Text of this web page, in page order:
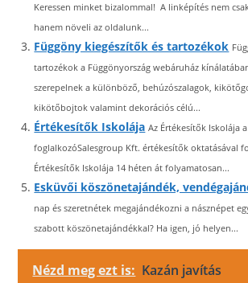
Keressen minket bizalommal! A linképítés nem
hanem növeli az oldalunk...
Függöny kiegészítők és tartozékok
tartozékok a Függönyország webáruház
szerepelnek a különböző, behúzószalagok,
kikötőbojtok valamint dekorációs célú...
Értékesítők Iskolája Az Értékesítők Iskolája
foglalkozóSalesgroup Kft. értékesítők oktatásával
Értékesítők Iskolája 14 héten át folyamatosan...
Esküvői köszönetajándék,
nap és szeretnétek megajándékozni a násznépet
szabott köszönetajándékkal? Ha igen, jó helyen...
Nézd meg ezt is: Kazán javítás